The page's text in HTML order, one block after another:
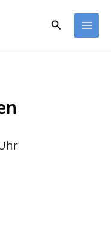
Suchen